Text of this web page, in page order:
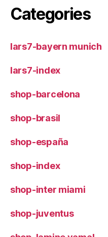
Categories
lars7-bayern munich
lars7-index
shop-barcelona
shop-brasil
shop-españa
shop-index
shop-inter miami
shop-juventus